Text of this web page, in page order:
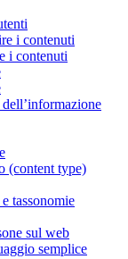
i contenuti
i contenuti
(content type)
tassonomie
sul web
semplice